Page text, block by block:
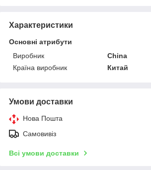
Характеристики
Основні атрибути
Виробник
China
Країна виробник
Китай
Умови доставки
Нова Пошта
Самовивіз
Всі умови доставки